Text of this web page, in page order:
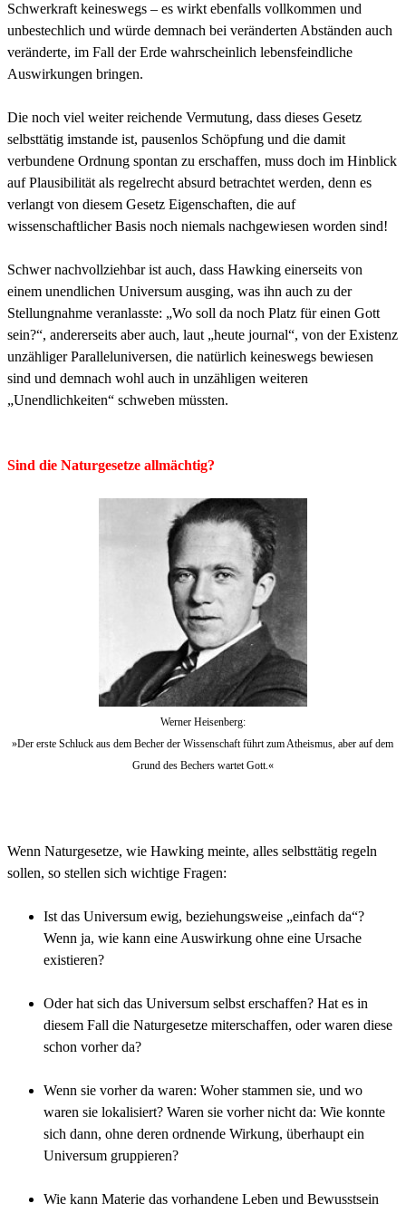
Schwerkraft keineswegs – es wirkt ebenfalls vollkommen und
unbestechlich und würde demnach bei veränderten Abständen auch
veränderte, im Fall der Erde wahrscheinlich lebensfeindliche
Auswirkungen bringen.
Die noch viel weiter reichende Vermutung, dass dieses Gesetz
selbsttätig imstande ist, pausenlos Schöpfung und die damit
verbundene Ordnung spontan zu erschaffen, muss doch im Hinblick
auf Plausibilität als regelrecht absurd betrachtet werden, denn es
verlangt von diesem Gesetz Eigenschaften, die auf
wissenschaftlicher Basis noch niemals nachgewiesen worden sind!
Schwer nachvollziehbar ist auch, dass Hawking einerseits von
einem unendlichen Universum ausging, was ihn auch zu der
Stellungnahme veranlasste: „Wo soll da noch Platz für einen Gott
sein?“, andererseits aber auch, laut „heute journal“, von der Existenz
unzähliger Paralleluniversen, die natürlich keineswegs bewiesen
sind und demnach wohl auch in unzähligen weiteren
„Unendlichkeiten“ schweben müssten.
Sind die Naturgesetze allmächtig?
Werner Heisenberg:
»Der erste Schluck aus dem Becher der Wissenschaft führt zum Atheismus, aber auf dem
Grund des Bechers wartet Gott.«
Wenn Naturgesetze, wie Hawking meinte, alles selbsttätig regeln
sollen, so stellen sich wichtige Fragen:
Ist das Universum ewig, beziehungsweise „einfach da“?
Wenn ja, wie kann eine Auswirkung ohne eine Ursache
existieren?
Oder hat sich das Universum selbst erschaffen? Hat es in
diesem Fall die Naturgesetze miterschaffen, oder waren diese
schon vorher da?
Wenn sie vorher da waren: Woher stammen sie, und wo
waren sie lokalisiert? Waren sie vorher nicht da: Wie konnte
sich dann, ohne deren ordnende Wirkung, überhaupt ein
Universum gruppieren?
Wie kann Materie das vorhandene Leben und Bewusstsein